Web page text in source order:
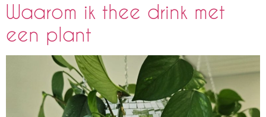
Waarom ik thee drink met
een plant